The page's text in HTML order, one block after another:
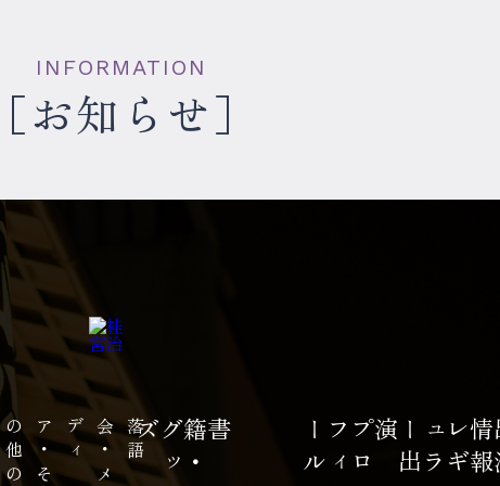
INFORMATION
お知らせ
報
レ
ギ
ュ
ラ
ー
出
演
プ
ロ
フ
ィ
ー
ル
書籍
・
グ
ッ
ズ
落
語
会
・
メ
デ
ィ
ア
・
そ
の
他
の